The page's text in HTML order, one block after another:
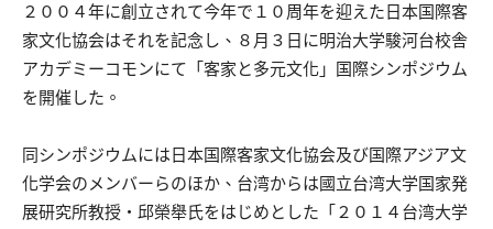
２００４年に創立されて今年で１０周年を迎えた日本国際客
家文化協会はそれを記念し、８月３日に明治大学駿河台校舎
アカデミーコモンにて「客家と多元文化」国際シンポジウム
を開催した。
同シンポジウムには日本国際客家文化協会及び国際アジア文
化学会のメンバーらのほか、台湾からは國立台湾大学国家発
展研究所教授・邱榮舉氏をはじめとした「２０１４台湾大学